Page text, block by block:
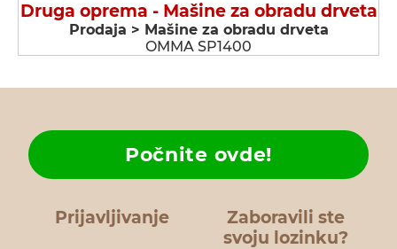
Druga oprema - Мašine za obradu drveta
Prodaja > Мašine za obradu drveta
OMMA SP1400
Prijavljivanje
Zaboravili ste
svoju lozinku?
Počnite ovde!